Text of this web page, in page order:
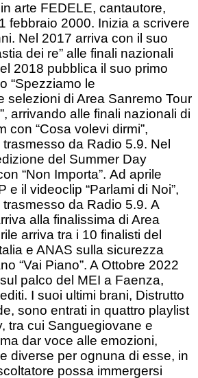
arte FEDELE, cantautore,
febbraio 2000. Inizia a scrivere
Nel 2017 arriva con il suo
dei re” alle finali nazionali
2018 pubblica il suo primo
“Spezziamo le
selezioni di Area Sanremo Tour
arrivando alle finali nazionali di
con “Cosa volevi dirmi”,
da Radio 5.9. Nel
del Summer Day
“Non Importa”. Ad aprile
e il videoclip “Parlami di Noi”,
da Radio 5.9. A
alla finalissima di Area
arriva tra i 10 finalisti del
e ANAS sulla sicurezza
“Vai Piano”. A Ottobre 2022
palco del MEI a Faenza,
I suoi ultimi brani, Distrutto
sono entrati in quattro playlist
tra cui Sanguegiovane e
dar voce alle emozioni,
diverse per ognuna di esse, in
possa immergersi